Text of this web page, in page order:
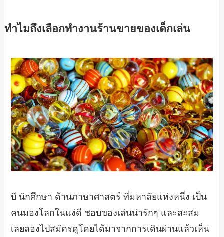
ทำไมถึงเลือกทำงานร้านขายของเด็กเล่น
บี นักศึกษา ด้านภาษาศาสตร์ ที่มหาลัยแห่งหนึ่ง เป็น
คนมองโลกในแง่ดี ชอบของเล่นน่ารักๆ และสะสม
เลยลองไปสมัครดูโดยได้มาจากการเดินผ่านแล้วเห็น